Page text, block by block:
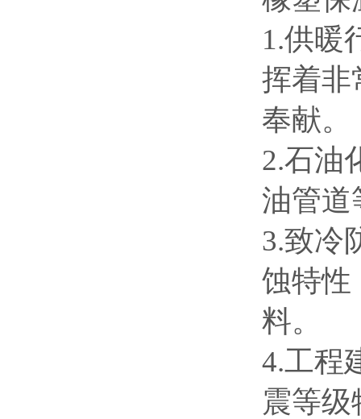
1.供暖
挥着非
奉献。
2.石油
油管道
3.致冷
蚀特性
料。
4.工程
震等